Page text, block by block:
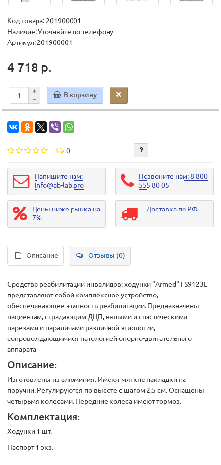
Код товара: 201900001
Наличие: Уточняйте по телефону
Артикул: 201900001
4 718 р.
В корзину
0
Напишите нам:
info@ab-lab.pro
Позвоните нам: 8 800
555 80 05
Цены ниже рынка на
7%
Доставка по РФ
Описание Отзывы (0)
Средство реабилитации инвалидов: ходунки "Armed" FS9123L
представляют собой комплексное устройство,
обеспечивающее этапность реабилитации. Предназначены
пациентам, страдающим ДЦП, вялыми и спастическими
парезами и параличами различной этиологии,
сопровождающимися патологией опорно-двигательного
аппарата.
Описание:
Изготовлены из алюминия. Имеют мягкие накладки на
поручни. Регулируются по высоте с шагом 2,5 см. Оснащены
четырьмя колесами. Передние колеса имеют тормоз.
Комплектация:
Ходунки 1 шт.
Паспорт 1 экз.